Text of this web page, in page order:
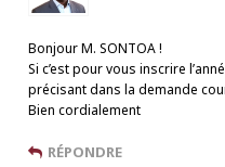
Bonjour M. SONTOA !
Si c’est pour vous inscrire
précisant dans la demande
Bien cordialement
RÉPONDRE